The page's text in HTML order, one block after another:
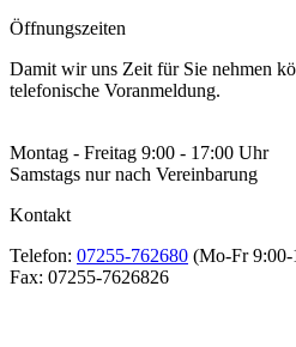
Öffnungszeiten
Damit wir uns Zeit für Sie nehmen
telefonische Voranmeldung.
Montag - Freitag 9:00 - 17:00 Uhr
Samstags nur nach Vereinbarung
Kontakt
Telefon: 07255-762680 (Mo-Fr
Fax: 07255-7626826